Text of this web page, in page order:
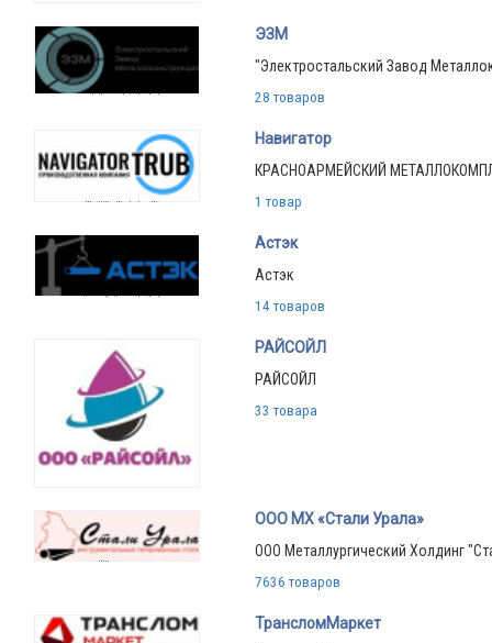
ЭЗМ
"Электростальский Завод
28 товаров
Навигатор
КРАСНОАРМЕЙСКИЙ
1 товар
Астэк
Астэк
14 товаров
РАЙСОЙЛ
РАЙСОЙЛ
33 товара
ООО МХ «Стали Урала»
ООО Металлургический Холдинг
7636 товаров
ТрансломМаркет